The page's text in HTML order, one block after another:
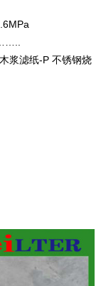
浆滤纸-P 不锈钢烧